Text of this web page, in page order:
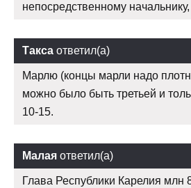
непосредственному
Такса ответил(а)
Марлю (концы марли надо
можно было быть третьей и
10-15.
Малая ответил(а)
Глава Республики Карелия млн